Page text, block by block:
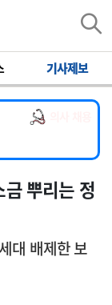
기사제보
채용
의사 공개채용
용
뿌리는 정
대 배제한 보